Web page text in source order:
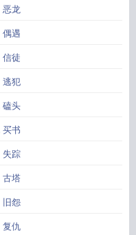
恶龙
偶遇
信徒
逃犯
磕头
买书
失踪
古塔
旧怨
复仇